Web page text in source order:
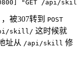
，被307转到 POST
skill/ 这时候就
址从 /api/skill 修